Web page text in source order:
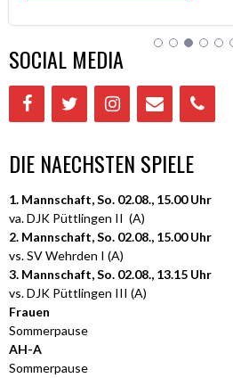
SOCIAL MEDIA
DIE NAECHSTEN SPIELE
1. Mannschaft, So. 02.08., 15.00 Uhr
va. DJK Püttlingen II (A)
2. Mannschaft, So. 02.08., 15.00 Uhr
vs. SV Wehrden I (A)
3. Mannschaft, So. 02.08., 13.15 Uhr
vs. DJK Püttlingen III (A)
Frauen
Sommerpause
AH-A
Sommerpause